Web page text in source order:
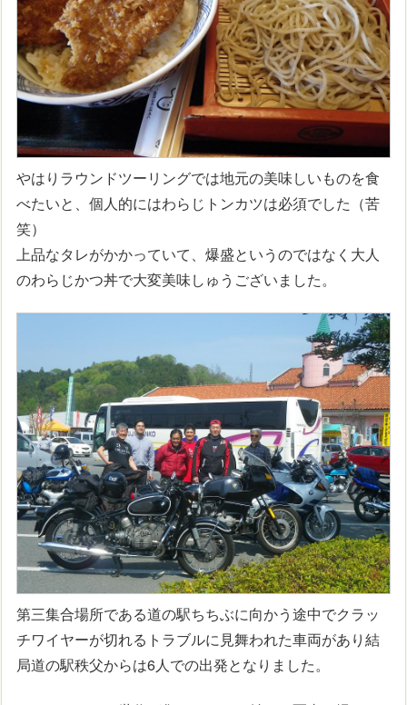
やはりラウンドツーリングでは地元の美味しいものを食
べたいと、個人的にはわらじトンカツは必須でした（苦
笑）
上品なタレがかかっていて、爆盛というのではなく大人
のわらじかつ丼で大変美味しゅうございました。
第三集合場所である道の駅ちちぶに向かう途中でクラッ
チワイヤーが切れるトラブルに見舞われた車両があり結
局道の駅秩父からは6人での出発となりました。